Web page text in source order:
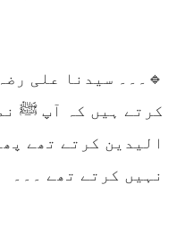
🔹۔۔۔ سیدنا علی
کرتے ہیں کہ آپ ﷺ
الیدین کرتے تھے
نہیں کرتے تھے ۔۔۔